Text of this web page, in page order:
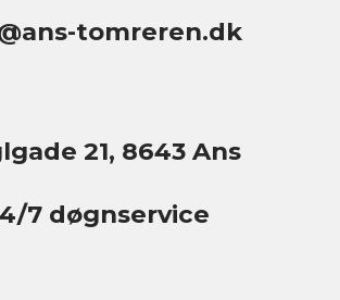
tomreren.dk
21, 8643 Ans
7 døgnservice